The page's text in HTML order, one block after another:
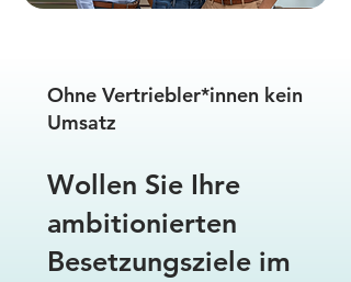
Ohne Vertriebler*innen kein
Umsatz
Wollen Sie Ihre
ambitionierten
Besetzungsziele im